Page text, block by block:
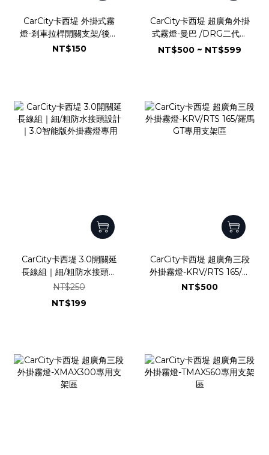
CarCity卡西堤 外掛式霧
燈-剎車拉桿開關支架/後視
鏡支架
NT$150
CarCity卡西堤 超廣角外掛
式霧燈-曼巴 /DRG二代專
用支架 外開設計 霧燈角度
NT$500 ~ NT$599
CarCity卡西堤 3.0開關延
長線組｜細/粗防水接頭設
計｜3.0智能版外掛霧燈專
用
NT$250
NT$199
CarCity卡西堤 超廣角三段
外掛霧燈-KRV/RTS 165/羅
馬GT專用支架區
NT$500